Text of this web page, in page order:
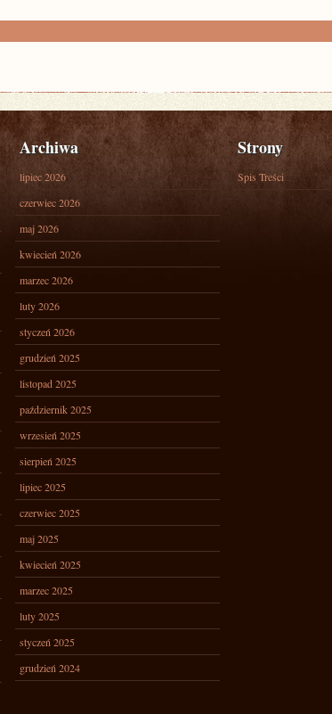
Archiwa
lipiec 2026
czerwiec 2026
maj 2026
kwiecień 2026
marzec 2026
luty 2026
styczeń 2026
grudzień 2025
listopad 2025
październik 2025
wrzesień 2025
sierpień 2025
lipiec 2025
czerwiec 2025
maj 2025
kwiecień 2025
marzec 2025
luty 2025
styczeń 2025
grudzień 2024
Strony
Spis Treści